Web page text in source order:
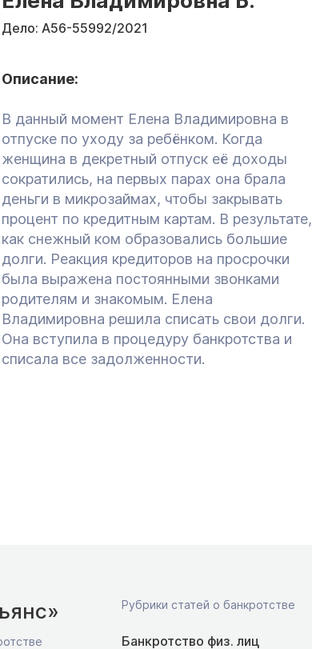
Дело: А56-55992/2021
Описание:
В данный момент Елена Владимировна в
отпуске по уходу за ребёнком. Когда
женщина в декретный отпуск её доходы
сократились, на первых парах она брала
деньги в микрозаймах, чтобы закрывать
процент по кредитным картам. В результате,
как снежный ком образовались большие
долги. Реакция кредиторов на просрочки
была выражена постоянными звонками
родителям и знакомым. Елена
Владимировна решила списать свои долги.
Она вступила в процедуру банкротства и
списала все задолженности.
Рубрики статей о банкротстве
Банкротство физ. лиц